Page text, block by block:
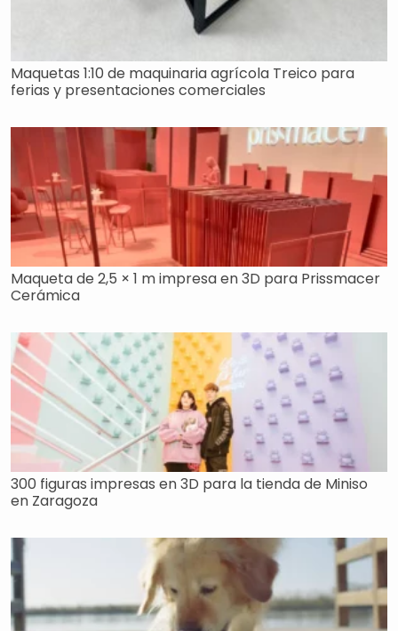
Maquetas 1:10 de maquinaria agrícola Treico para
ferias y presentaciones comerciales
Maqueta de 2,5 × 1 m impresa en 3D para Prissmacer
Cerámica
300 figuras impresas en 3D para la tienda de Miniso
en Zaragoza